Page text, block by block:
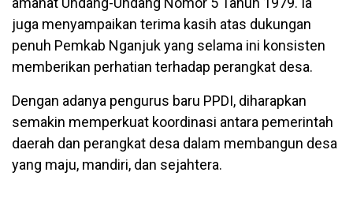
juga menyampaikan terima kasih atas dukungan
penuh Pemkab Nganjuk yang selama ini konsisten
memberikan perhatian terhadap perangkat desa.
Dengan adanya pengurus baru PPDI, diharapkan
semakin memperkuat koordinasi antara pemerintah
daerah dan perangkat desa dalam membangun desa
yang maju, mandiri, dan sejahtera.